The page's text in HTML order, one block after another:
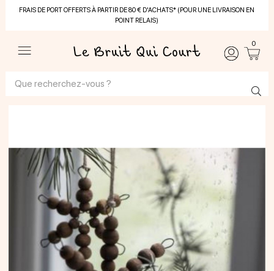
FRAIS DE PORT OFFERTS À PARTIR DE 80 € D'ACHATS* (POUR UNE LIVRAISON EN
POINT RELAIS)
0